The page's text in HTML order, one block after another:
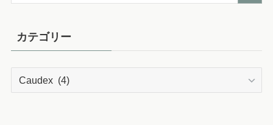
カテゴリー